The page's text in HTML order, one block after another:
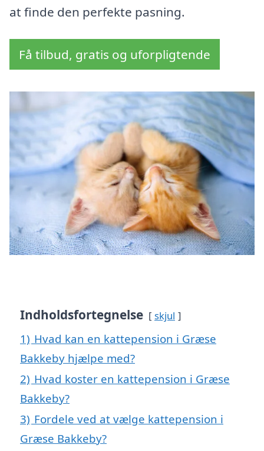
at finde den perfekte pasning.
Få tilbud, gratis og uforpligtende
Indholdsfortegnelse skjul
1) Hvad kan en kattepension i Græse
Bakkeby hjælpe med?
2) Hvad koster en kattepension i Græse
Bakkeby?
3) Fordele ved at vælge kattepension i
Græse Bakkeby?